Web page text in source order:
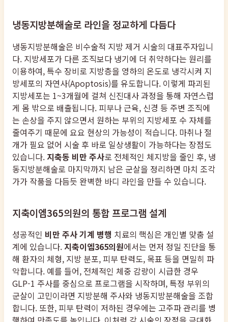
냉동지방분해술로 라인을 정교하게 다듬다
냉동지방분해술은 비수술적 지방 제거 시술의 대표주자입니
다. 지방세포가 다른 조직보다 냉기에 더 취약하다는 원리를
이용하여, 특수 장비로 지방층을 영하의 온도로 냉각시켜 지
방세포의 자연사(Apoptosis)를 유도합니다. 이렇게 파괴된
지방세포는 1~3개월에 걸쳐 신진대사 과정을 통해 자연스럽
게 몸 밖으로 배출됩니다. 피부나 근육, 신경 등 주변 조직에
는 손상을 주지 않으면서 원하는 부위의 지방세포 수 자체를
줄여주기 때문에 요요 현상의 가능성이 적습니다. 마취나 절
개가 필요 없어 시술 후 바로 일상생활이 가능하다는 장점도
있습니다. 지축동 비만 주사로 전체적인 체지방을 줄인 후, 냉
동지방분해술로 마지막까지 남은 군살을 정리하면 마치 조각
가가 작품을 다듬듯 완벽한 바디 라인을 만들 수 있습니다.
지축이엠365의원의 통합 프로그램 설계
성공적인 비만 주사 기계 병행 치료의 핵심은 개인별 맞춤 설
계에 있습니다. 지축이엠365의원에서는 먼저 정밀 진단을 통
해 환자의 체형, 지방 분포, 피부 탄력도, 목표 등을 면밀히 파
악합니다. 예를 들어, 전체적인 체중 감량이 시급한 경우
GLP-1 주사를 중심으로 프로그램을 시작하며, 특정 부위의
군살이 고민이라면 지방분해 주사와 냉동지방분해술을 조합
합니다. 또한, 피부 탄력이 저하된 경우에는 고주파 관리를 병